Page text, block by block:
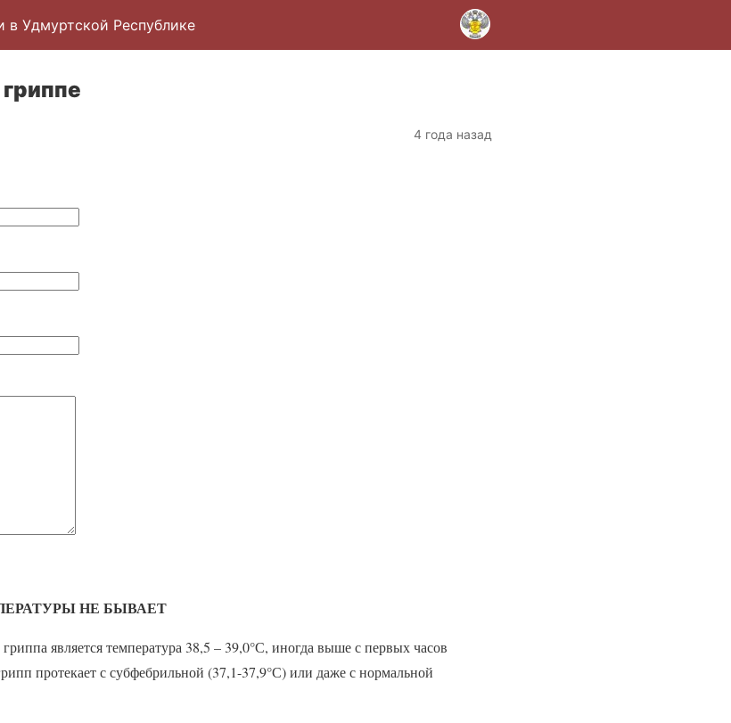
в Удмуртской Республике
4 года назад
НЕ БЫВАЕТ
является температура 38,5 – 39,0°С, иногда выше с первых часов
протекает с субфебрильной (37,1-37,9°С) или даже с нормальной